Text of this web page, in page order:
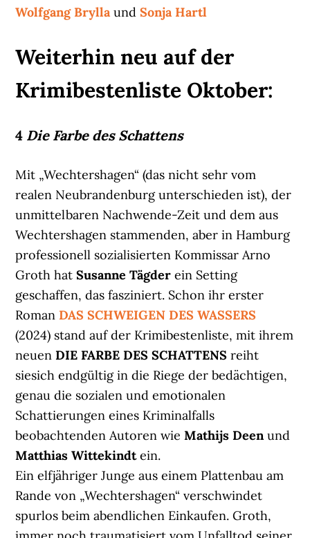
Wolfgang Brylla undSonja Hartl
Weiterhin neu auf der
Krimibestenliste Oktober:
4 Die Farbe des Schattens
Mit „Wechtershagen“ (das nicht sehr vom
realen Neubrandenburg unterschieden ist), der
unmittelbaren Nachwende-Zeit und dem aus
Wechtershagen stammenden, aber in Hamburg
professionell sozialisierten Kommissar Arno
Groth hatSusanne Tägder ein Setting
geschaffen, das fasziniert. Schon ihr erster
Roman DAS SCHWEIGEN DES WASSERS
(2024) stand auf der Krimibestenliste, mit ihrem
neuenDIE FARBE DES SCHATTENSreiht
siesich endgültig in die Riege der bedächtigen,
genau die sozialen und emotionalen
Schattierungen eines Kriminalfalls
beobachtenden Autoren wieMathijs Deenund
Matthias Wittekindtein.
Ein elfjähriger Junge aus einem Plattenbau am
Rande von „Wechtershagen“ verschwindet
spurlos beim abendlichen Einkaufen. Groth,